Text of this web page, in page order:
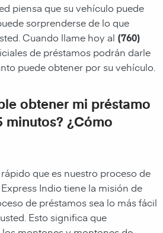
piensa que su vehículo puede
sorprenderse de lo que
Cuando llame hoy al (760)
de préstamos podrán darle
puede obtener por su vehículo.
obtener mi préstamo
minutos? ¿Cómo
que es nuestro proceso de
Indio tiene la misión de
de préstamos sea lo más fácil
Esto significa que